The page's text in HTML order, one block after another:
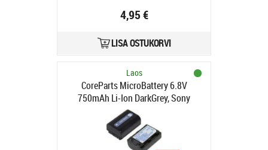
4,95 €
LISA OSTUKORVI
Laos
CoreParts MicroBattery 6.8V
750mAh Li-Ion DarkGrey, Sony
(MBD1111)